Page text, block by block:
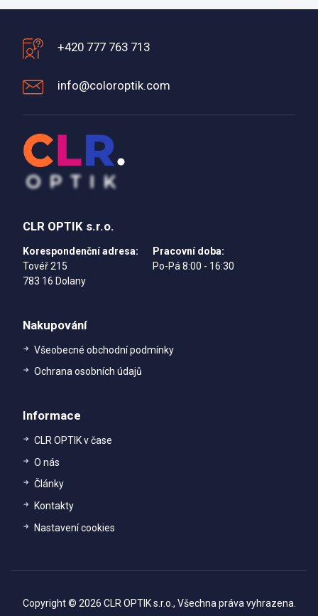
+420 777 763 713
info@coloroptik.com
CLR OPTIK s.r.o.
Korespondenční adresa:
Tovéř 215
783 16 Dolany
Pracovní doba:
Po-Pá 8:00 - 16:30
Nakupování
Všeobecné obchodní podmínky
Ochrana osobních údajů
Informace
CLR OPTIK v čase
O nás
Články
Kontakty
Nastavení cookies
Copyright © 2026 CLR OPTIK s.r.o., Všechna práva vyhrazena.